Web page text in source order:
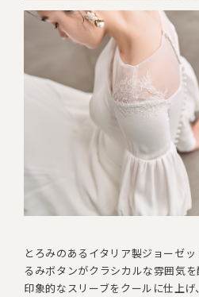
とろみのあるイタリア製ジョーゼ
るみボタンがクラシカルな雰囲気を
印象的なスリーブをクールに仕上